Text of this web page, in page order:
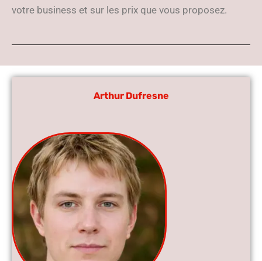
votre business et sur les prix que vous proposez.
Arthur Dufresne